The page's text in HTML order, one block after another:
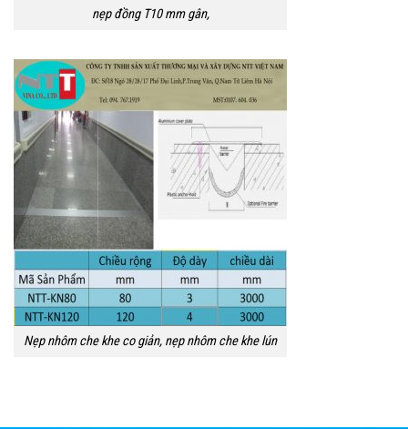
nẹp đồng T10 mm gân,
Nẹp nhôm che khe co giản, nẹp nhôm che khe lún